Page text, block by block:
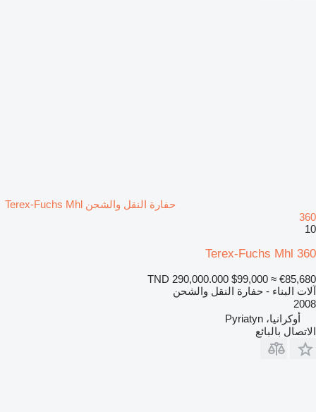
حفارة النقل والشحن Terex-Fuchs Mhl
360
10
Terex-Fuchs Mhl 360
TND 290,000.000 $99,000 ≈ €85,680
آلات البناء - حفارة النقل والشحن
2008
أوكرانيا، Pyriatyn
الاتصال بالبائع